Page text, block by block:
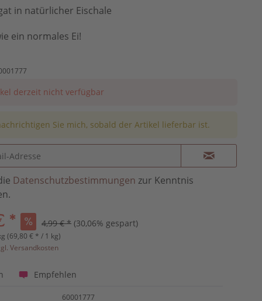
in natürlicher Eischale
ein normales Ei!
derzeit nicht verfügbar
Sie mich, sobald der Artikel lieferbar ist.
Datenschutzbestimmungen zur Kenntnis
* 4,99 € * (30,06% gespart)
(69,80 € * / 1 kg)
Versandkosten
Empfehlen
60001777